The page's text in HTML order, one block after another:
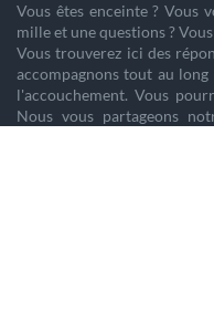
Vous êtes enceinte? Vous
mille et une questions ?
Vous trouverez ici des
accompagnons tout au
l'accouchement. Vous
Nous vous partageons